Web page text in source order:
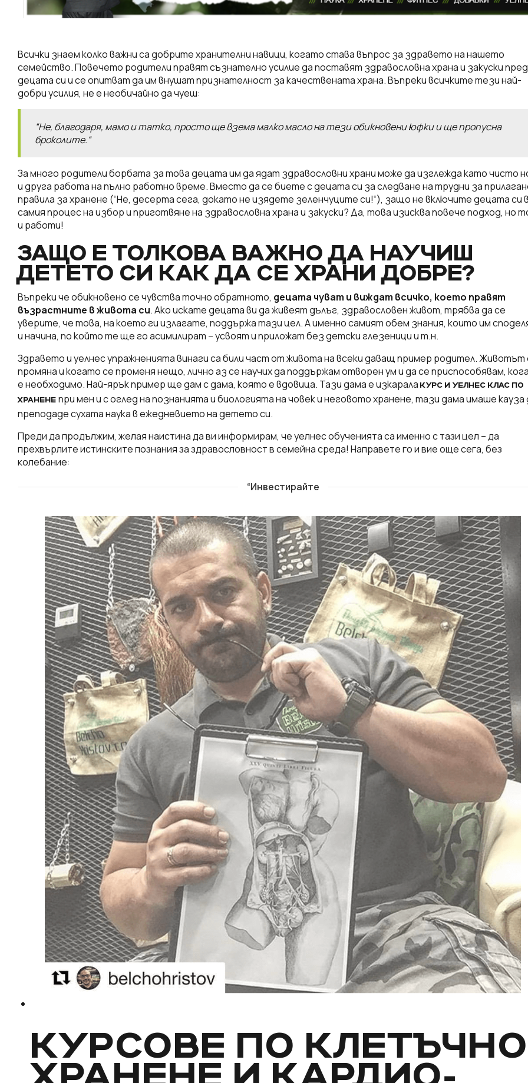
Всички знаем колко важни са добрите хранителни навици, когато става въпрос за здравето на нашето
семейство. Повечето родители правят съзнателно усилие да поставят здравословна храна и закуски пред
децата си и се опитват да им внушат признателност за качествената храна. Въпреки всичките тези най-
добри усилия, не е необичайно да чуеш:
“Не, благодаря, мамо и татко, просто ще взема малко масло на тези обикновени юфки и ще пропусна
броколите.“
За много родители борбата за това децата им да ядат здравословни храни може да изглежда като чисто
и друга работа на пълно работно време. Вместо да се биете с децата си за следване на трудни за
правила за хранене (“Не, десерта сега, докато не изядете зеленчуците си!“), защо не включите децата си в
самия процес на избор и приготвяне на здравословна храна и закуски? Да, това изисква повече подход, но
и работи!
ЗАЩО Е ТОЛКОВА ВАЖНО ДА НАУЧИШ
ДЕТЕТО СИ КАК ДА СЕ ХРАНИ ДОБРЕ?
Въпреки че обикновено се чувства точно обратното, децата чуват и виждат всичко, което правят
възрастните в живота си. Ако искате децата ви да живеят дълъг, здравословен живот, трябва да се
уверите, че това, на което ги излагате, поддържа тази цел. А именно самият обем знания, които им
и начина, по който те ще го асимилират – усвоят и приложат без детски глезеници и т.н.
Здравето и уелнес упражненията винаги са били част от живота на всеки даващ пример родител. Животът
промяна и когато се променя нещо, лично аз се научих да поддържам отворен ум и да се приспособявам,
е необходимо. Най-ярък пример ще дам с дама, която е вдовица. Тази дама е изкарала КУРС И УЕЛНЕС КЛАС ПО
ХРАНЕНЕ при мен и с оглед на познанията и биологията на човек и неговото хранене, тази дама имаше кауза
преподаде сухата наука в ежедневието на детето си.
Преди да продължим, желая наистина да ви информирам, че уелнес обученията са именно с тази цел – да
прехвърлите истинските познания за здравословност в семейна среда! Направете го и вие още сега, без
колебание:
“Инвестирайте
КУРСОВЕ ПО КЛЕТЪЧНО